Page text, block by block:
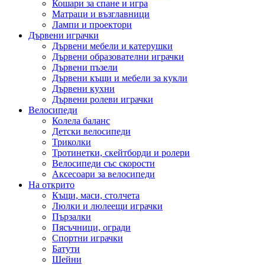
Кошари за спане и игра
Матраци и възглавници
Лампи и проектори
Дървени играчки
Дървени мебели и катерушки
Дървени образователни играчки
Дървени пъзели
Дървени къщи и мебели за кукли
Дървени кухни
Дървени ролеви играчки
Велосипеди
Колела баланс
Детски велосипеди
Триколки
Тротинетки, скейтборди и ролери
Велосипеди със скорости
Аксесоари за велосипеди
На открито
Къщи, маси, столчета
Люлки и люлеещи играчки
Пързалки
Пясъчници, огради
Спортни играчки
Батути
Шейни